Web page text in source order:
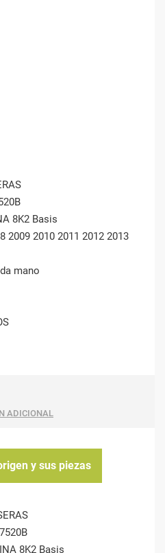
8K2 Basis
2009 2010 2011 2012 2013
mano
ADICIONAL
y sus piezas
8K2 Basis